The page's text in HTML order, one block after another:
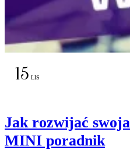
15 LIS
Jak rozwijać
MINI poradnik